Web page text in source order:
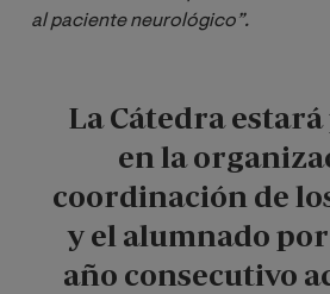
al paciente neurológico”.
La Cátedra
en la
coordinación de
y el alumnado
año consecutivo